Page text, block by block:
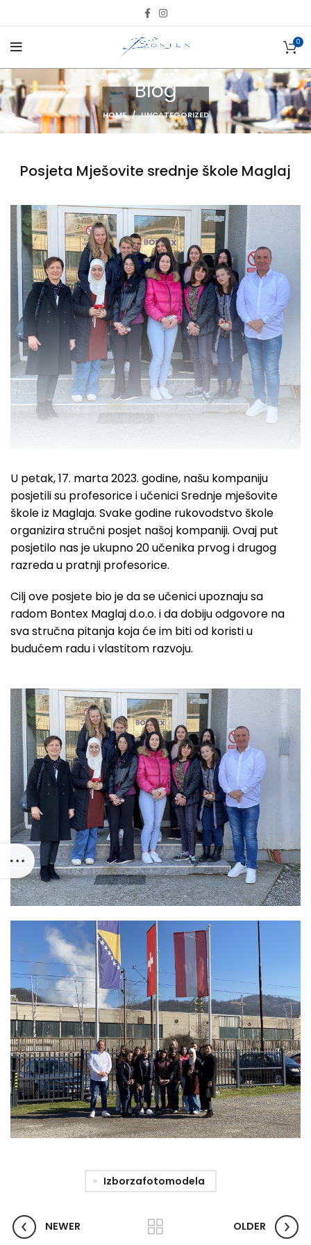
0
Blog
HOME UNCATEGORIZED
Posjeta Mješovite srednje škole Maglaj
U petak, 17. marta 2023. godine, našu kompaniju
posjetili su profesorice i učenici Srednje mješovite
škole iz Maglaja. Svake godine rukovodstvo škole
organizira stručni posjet našoj kompaniji. Ovaj put
posjetilo nas je ukupno 20 učenika prvog i drugog
razreda u pratnji profesorice.
Cilj ove posjete bio je da se učenici upoznaju sa
radom Bontex Maglaj d.o.o. i da dobiju odgovore na
sva stručna pitanja koja će im biti od koristi u
budućem radu i vlastitom razvoju.
Izborzafotomodela
NEWER OLDER